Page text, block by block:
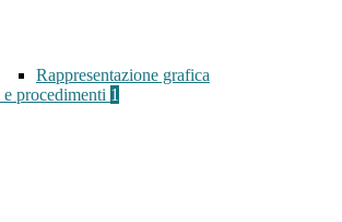
Rappresentazione grafica
procedimenti 1